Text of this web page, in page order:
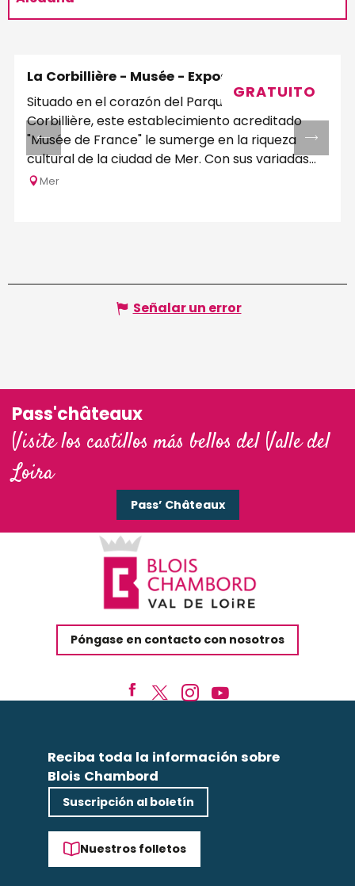
GRATUITO
La Corbillière - Musée - Expositions
Situado en el corazón del Parque de la
Corbillière, este establecimiento acreditado
"Musée de France" le sumerge en la riqueza
cultural de la ciudad de Mer. Con sus variadas...
Mer
Señalar un error
Pass'châteaux
Visite los castillos más bellos del Valle del
Loira
Pass’ Châteaux
Póngase en contacto con nosotros
Reciba toda la información sobre
Blois Chambord
Suscripción al boletín
Nuestros folletos